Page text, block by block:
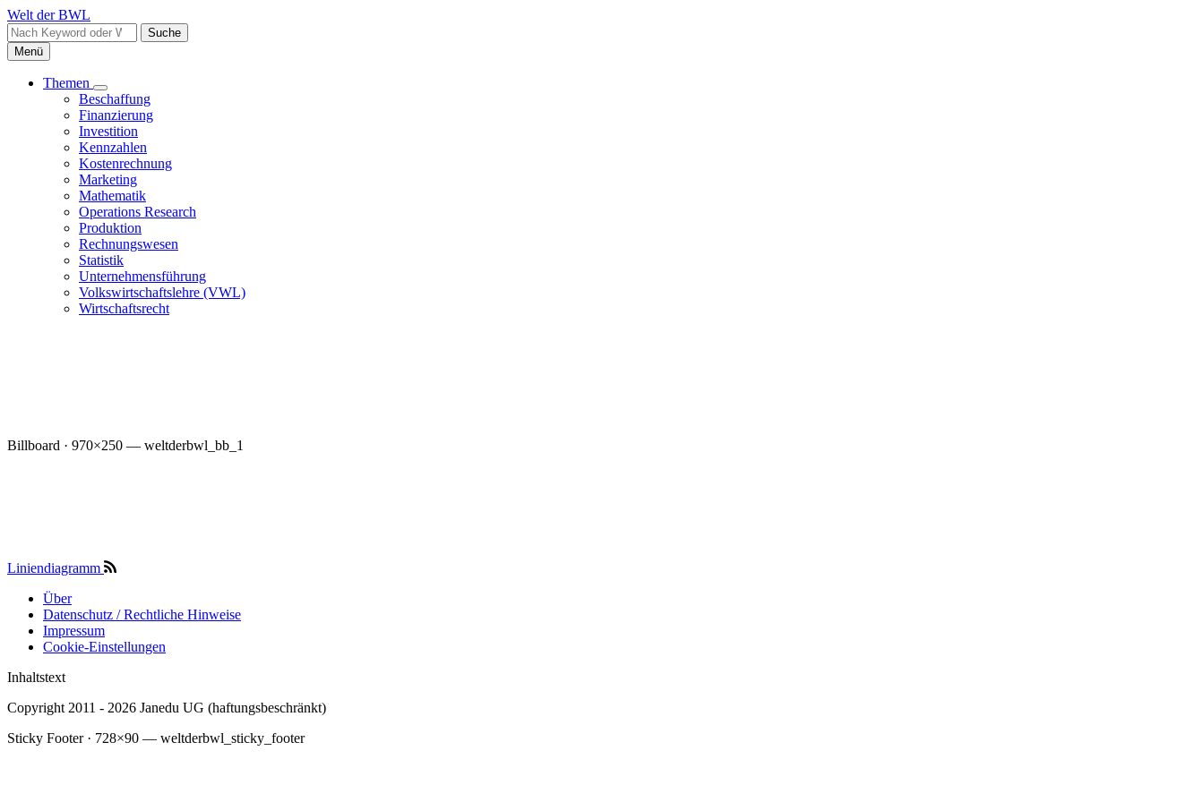
Direkt
zum
Inhalt
Welt der BWL
Suche
Menü
Haupt
Themen
Unternavigation
von
Themen
Beschaffung
Finanzierung
Investition
Kennzahlen
Kostenrechnung
Marketing
Mathematik
Operations Research
Produktion
Rechnungswesen
Statistik
Unternehmensführung
Volkswirtschaftslehre (VWL)
Wirtschaftsrecht
Billboard · 970×250 — weltderbwl_bb_1
Liniendiagramm
Submenu
Über
Datenschutz / Rechtliche Hinweise
Impressum
Cookie-Einstellungen
Inhaltstext
Copyright 2011 - 2026 Janedu UG (haftungsbeschränkt)
Sticky Footer · 728×90 — weltderbwl_sticky_footer